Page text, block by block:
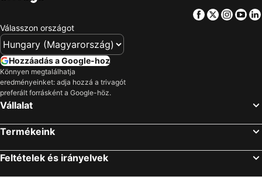
Szállás Görögország
Szállás Török Riviéra
Szállás Krk-sziget
Szállás Kréta
Szállás Balaton déli part
Szállás Montenegró
Szállás Tenerife
Szállás Garda-tó
Facebook
Twitter
Válasszon országot
Hozzáadás a Google-hoz
Könnyen megtalálhatja
eredményeinket: adja hozzá a trivagót
preferált forrásként a Google-höz.
Vállalat
Termékeink
Feltételek és irányelvek